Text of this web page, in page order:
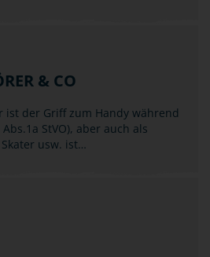
& CO
ist der Griff zum Handy während
StVO), aber auch als
usw. ist…